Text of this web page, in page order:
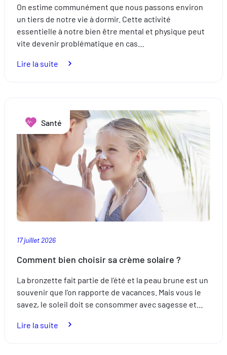
On estime communément que nous passons environ
un tiers de notre vie à dormir. Cette activité
essentielle à notre bien être mental et physique peut
vite devenir problématique en cas…
Lire la suite
troubles
du
sommeil ?
Santé
17 juillet 2026
Comment bien choisir sa crème solaire ?
La bronzette fait partie de l’été et la peau brune est un
souvenir que l’on rapporte de vacances. Mais vous le
savez, le soleil doit se consommer avec sagesse et…
Lire la suite